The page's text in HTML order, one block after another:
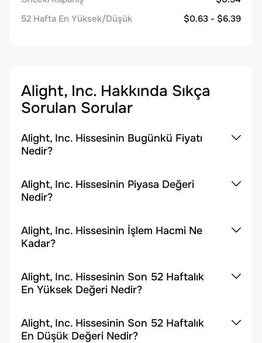
52 Hafta En Yüksek/Düşük
$0.63 - $6.39
Alight, Inc. Hakkında Sıkça
Sorulan Sorular
Alight, Inc. Hissesinin Bugünkü Fiyatı
Nedir?
Alight, Inc. Hissesinin Piyasa Değeri
Nedir?
Alight, Inc. Hissesinin İşlem Hacmi Ne
Kadar?
Alight, Inc. Hissesinin Son 52 Haftalık
En Yüksek Değeri Nedir?
Alight, Inc. Hissesinin Son 52 Haftalık
En Düşük Değeri Nedir?